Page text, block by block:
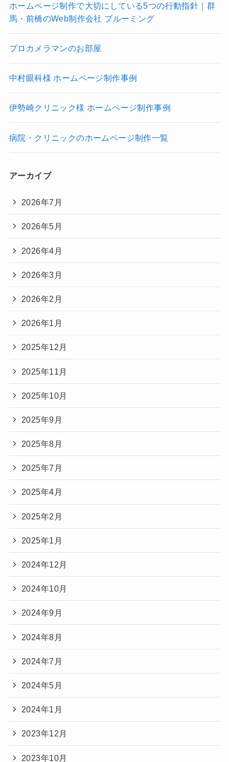
ホームページ制作で大切にしている5つの行動指針｜群
馬・前橋のWeb制作会社 ブルーミング
プロカメラマンのお部屋
中村眼科様 ホームページ制作事例
伊勢崎クリニック様 ホームページ制作事例
病院・クリニックのホームページ制作一覧
アーカイブ
2026年7月
2026年5月
2026年4月
2026年3月
2026年2月
2026年1月
2025年12月
2025年11月
2025年10月
2025年9月
2025年8月
2025年7月
2025年4月
2025年2月
2025年1月
2024年12月
2024年10月
2024年9月
2024年8月
2024年7月
2024年5月
2024年1月
2023年12月
2023年10月